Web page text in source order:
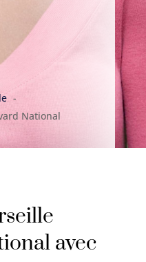
National
avec